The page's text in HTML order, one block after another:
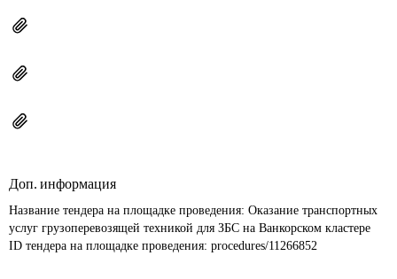
Доп. информация
Название тендера на площадке проведения: Оказание транспортных
услуг грузоперевозящей техникой для ЗБС на Ванкорском кластере
ID тендера на площадке проведения: procedures/11266852